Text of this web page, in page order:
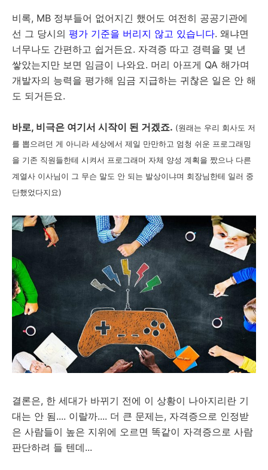
비록, MB 정부들어 없어지긴 했어도 여전히 공공기관에
선 그 당시의 평가 기준을 버리지 않고 있습니다. 왜냐면
너무나도 간편하고 쉽거든요. 자격증 따고 경력을 몇 년
쌓았는지만 보면 임금이 나와요. 머리 아프게 QA 해가며
개발자의 능력을 평가해 임금 지급하는 귀찮은 일은 안 해
도 되거든요.
바로, 비극은 여기서 시작이 된 거겠죠. (원래는 우리 회사도 저
를 뽑으려던 게 아니라 세상에서 제일 만만하고 엄청 쉬운 프로그래밍
을 기존 직원들한테 시켜서 프로그래머 자체 양성 계획을 짰으나 다른
계열사 이사님이 그 무슨 말도 안 되는 발상이냐며 회장님한테 일러 중
단했었다지요)
결론은, 한 세대가 바뀌기 전에 이 상황이 나아지리란 기
대는 안 됨.... 이랄까.... 더 큰 문제는, 자격증으로 인정받
은 사람들이 높은 지위에 오르면 똑같이 자격증으로 사람
판단하려 들 텐데...